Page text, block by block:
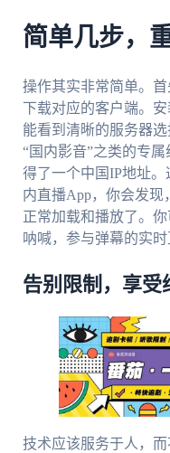
简单几步，
操作其实非常简单。
下载对应的客户端。
能看到清晰的服务器
“国内影音”之类的专
得了一个中国IP地址
内直播App，你会发现
正常加载和播放了。
呐喊，参与弹幕的实
告别限制，享受
技术应该服务于人，